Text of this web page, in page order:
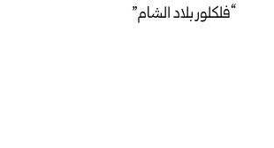
“فلكلور بلاد الشام”